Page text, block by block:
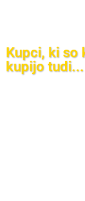
Kupci, ki so
kupijo tudi...